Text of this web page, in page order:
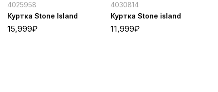
4025958
Куртка Stone Island
15,999₽
4030814
Куртка Stone island
11,999₽